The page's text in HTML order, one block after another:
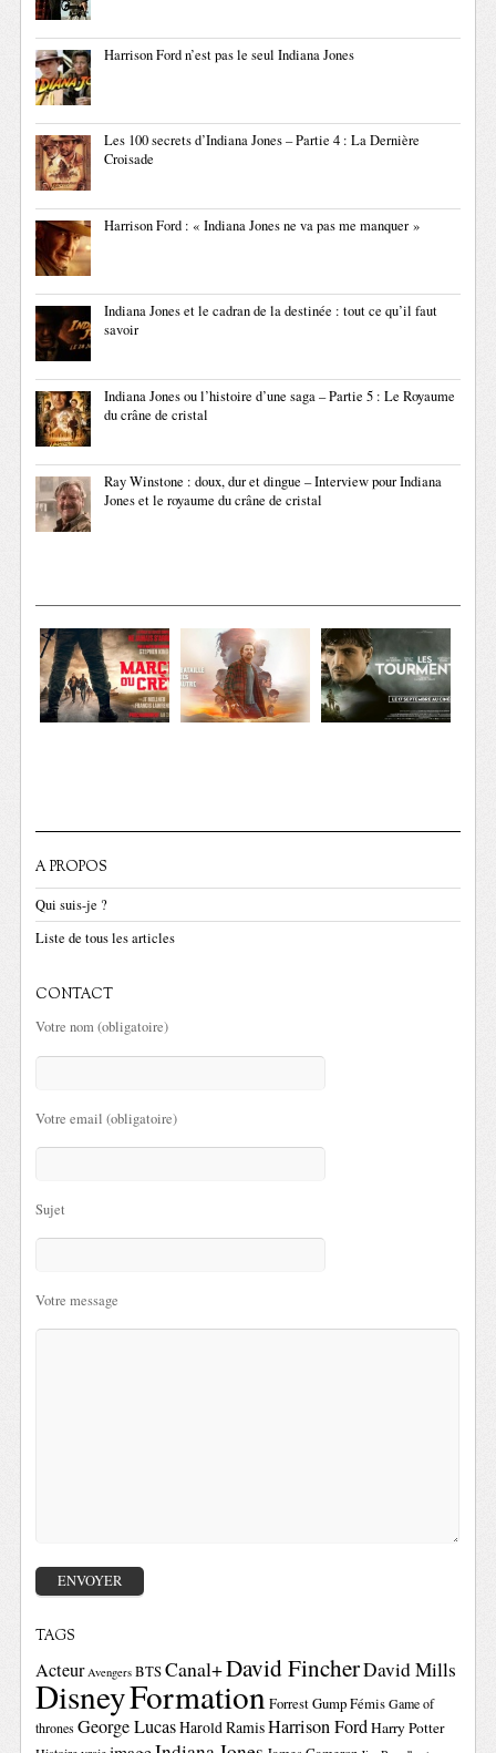
Harrison Ford n’est pas le seul Indiana Jones
Les 100 secrets d’Indiana Jones – Partie 4 : La Dernière
Croisade
Harrison Ford : « Indiana Jones ne va pas me manquer »
Indiana Jones et le cadran de la destinée : tout ce qu’il faut
savoir
Indiana Jones ou l’histoire d’une saga – Partie 5 : Le Royaume
du crâne de cristal
Ray Winstone : doux, dur et dingue – Interview pour Indiana
Jones et le royaume du crâne de cristal
A PROPOS
Qui suis-je ?
Liste de tous les articles
CONTACT
Votre nom (obligatoire)
Votre email (obligatoire)
Sujet
Votre message
TAGS
Acteur Avengers BTSCanal+David FincherDavid Mills
DisneyFormationForrest GumpFémis Game of
thrones George LucasHarold RamisHarrison FordHarry Potter